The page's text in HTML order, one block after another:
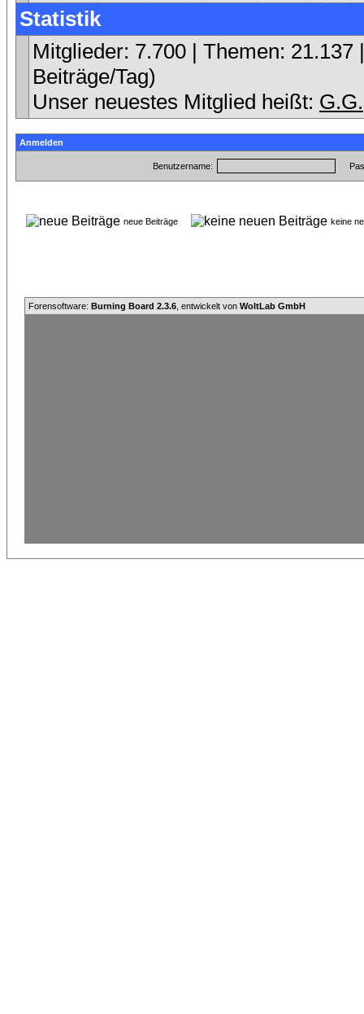
Statistik
Mitglieder: 7.700 | Themen:
Beiträge/Tag)
Unser neuestes Mitglied heißt: G.G.
Anmelden
Benutzername:
neue Beiträge keine
Forensoftware: Burning Board 2.3.6 , entwickelt von WoltLab GmbH